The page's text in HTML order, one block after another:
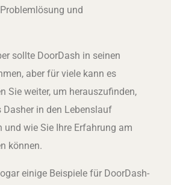
und
sollte DoorDash in seinen
aber für viele kann es
Sie weiter, um herauszufinden,
Dasher in den Lebenslauf
und wie Sie Ihre Erfahrung am
können.
einige Beispiele für DoorDash-